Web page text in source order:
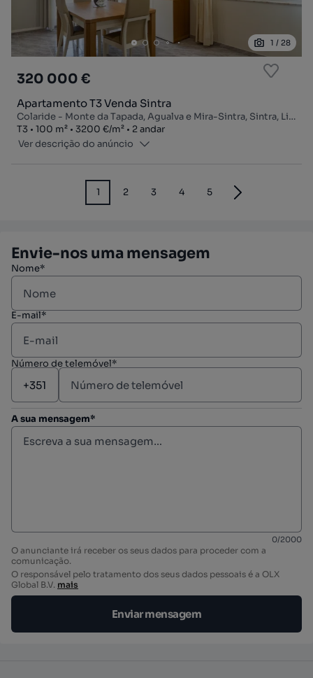
1 / 28
320 000 €
Apartamento T3 Venda Sintra
Colaride - Monte da Tapada, Agualva e Mira-Sintra, Sintra, Lisboa
Tipologia
T3
Zona100 m²
Preço por metro quadrado
3200 €/m²
Andar
2 andar
Ver descrição do anúncio
1 2 3 4 5
Envie-nos uma mensagem
Nome*
E-mail*
Número de telemóvel*
A sua mensagem*
0/2000
O anunciante irá receber os seus dados para proceder com a
comunicação.
O responsável pelo tratamento dos seus dados pessoais é a OLX
Global B.V. mais
Enviar mensagem